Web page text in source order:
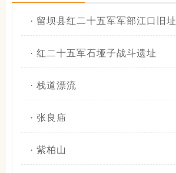
· 留坝县红二十五军军部江口旧址
· 红二十五军石垭子战斗遗址
· 栈道漂流
· 张良庙
· 紫柏山